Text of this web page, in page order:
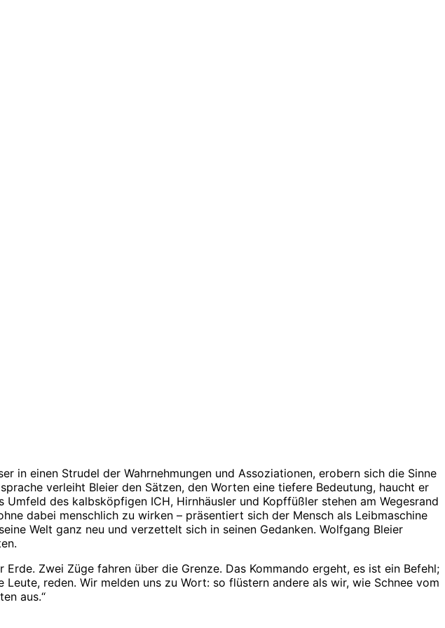
in einen Strudel der Wahrnehmungen und Assoziationen, erobern sich die Sinne
verleiht Bleier den Sätzen, den Worten eine tiefere Bedeutung, haucht er
des kalbsköpfigen ICH, Hirnhäusler und Kopffüßler stehen am Wegesrand
dabei menschlich zu wirken – präsentiert sich der Mensch als Leibmaschine
Welt ganz neu und verzettelt sich in seinen Gedanken. Wolfgang Bleier
Zwei Züge fahren über die Grenze. Das Kommando ergeht, es ist ein Befehl;
reden. Wir melden uns zu Wort: so flüstern andere als wir, wie Schnee vom
aus.“